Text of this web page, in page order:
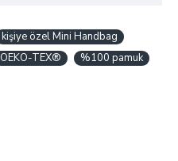
kişiye özel Mini Handbag
OEKO-TEX® %100 pamuk